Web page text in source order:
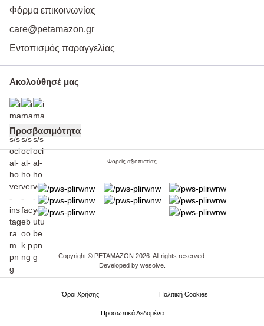
Φόρμα επικοινωνίας
care@petamazon.gr
Εντοπισμός παραγγελίας
Ακολούθησέ μας
Προσβασιμότητα
Φορείς αξιοπιστίας
Copyright © PETAMAZON 2026. All rights reserved.
Developed by wesolve.
Όροι Xρήσης Πολιτική Cookies
Προσωπικά Δεδομένα